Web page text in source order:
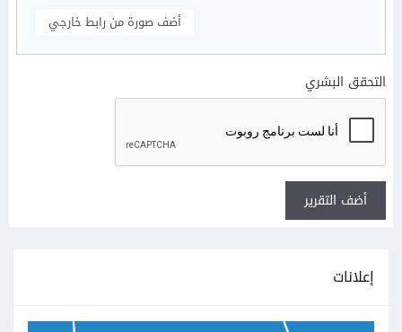
أضف صورة من رابط خارجي
التحقق البشري
أضف التقرير
إعلانات